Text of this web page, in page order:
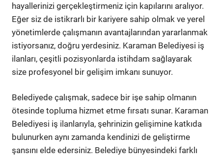
hayallerinizi gerçekleştirmeniz için kapılarını aralıyor.
Eğer siz de istikrarlı bir kariyere sahip olmak ve yerel
yönetimlerde çalışmanın avantajlarından yararlanmak
istiyorsanız, doğru yerdesiniz. Karaman Belediyesi iş
ilanları, çeşitli pozisyonlarda istihdam sağlayarak
size profesyonel bir gelişim imkanı sunuyor.
Belediyede çalışmak, sadece bir işe sahip olmanın
ötesinde topluma hizmet etme fırsatı sunar. Karaman
Belediyesi iş ilanlarıyla, şehrinizin gelişimine katkıda
bulunurken aynı zamanda kendinizi de geliştirme
şansını elde edersiniz. Belediye bünyesindeki farklı